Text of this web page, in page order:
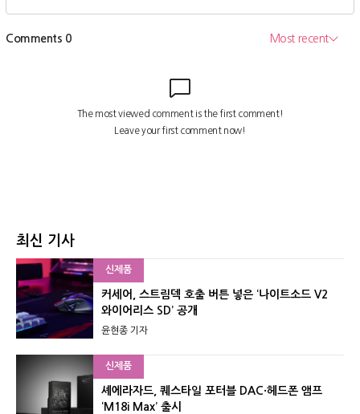
최신 기사
신제품
커세어, 스트림덱 호출 버튼 넣은 ‘나이트소드 V2
와이어리스 SD’ 공개
윤현종 기자
신제품
셰에라자드, 퀘스타일 포터블 DAC·헤드폰 앰프
‘M18i Max’ 출시